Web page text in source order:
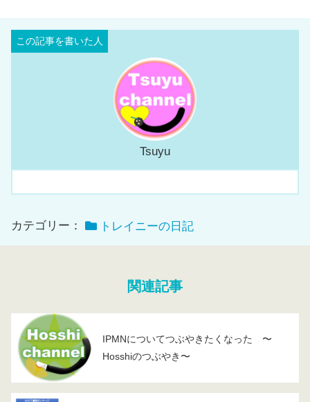
Tsuyu
カテゴリー： トレイニーの日記
関連記事
IPMNについてつぶやきたくなった 〜
Hosshiのつぶやき〜